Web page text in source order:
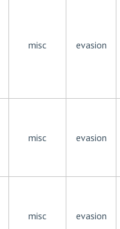
misc evasion
misc evasion
misc evasion